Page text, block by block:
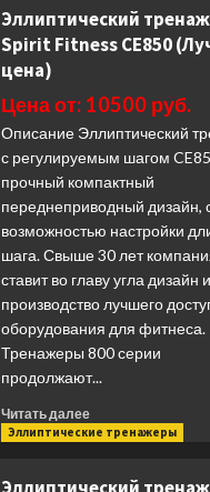
Bronze
Gym
TFT
TURBO
с
автонаклоном
(Лучшая
цена)
Эллиптический
Spirit Fitness CE850
цена)
Цена от: 10500 руб.
Описание Эллиптический
с регулируемым шагом
прочный компактный
переднеприводный дизайн,
возможностью настройки
шага. Свыше 30 лет
ставит во главу угла дизайн и
производство лучшего
оборудования для фитнеса.
Тренажеры 800 серии
продолжают...
Читать далееПрочитать
больше
Эллиптические тренажеры